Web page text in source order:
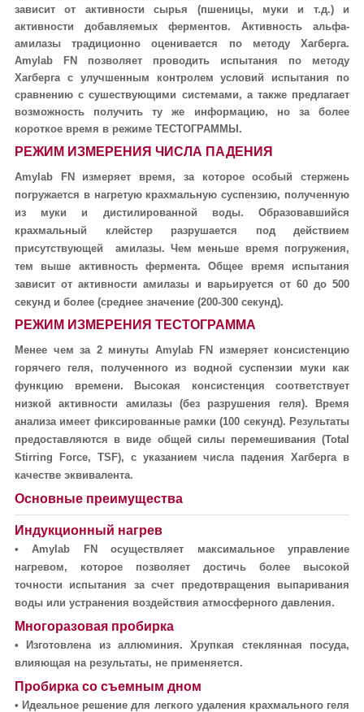
зависит от активности сырья (пшеницы, муки и т.д.) и
активности добавляемых ферментов. Активность альфа-
амилазы традиционно оценивается по методу Хагберга.
Amylab FN позволяет проводить испытания по методу
Хагберга с улучшенным контролем условий испытания по
сравнению с сушествующими системами, а также предлагает
возможность получить ту же информацию, но за более
короткое время в режиме ТЕСТОГРАММЫ.
РЕЖИМ ИЗМЕРЕНИЯ ЧИСЛА ПАДЕНИЯ
Amylab FN измеряет время, за которое особый стержень
погружается в нагретую крахмальную суспензию, полученную
из муки и дистилированной воды. Образовавшийся
крахмальный клейстер разрушается под действием
присутствующей амилазы. Чем меньше время погружения,
тем выше активность фермента. Общее время испытания
зависит от активности амилазы и варьируется от 60 до 500
секунд и более (среднее значение (200-300 секунд).
РЕЖИМ ИЗМЕРЕНИЯ ТЕСТОГРАММА
Менее чем за 2 минуты Amylab FN измеряет консистенцию
горячего геля, полученного из водной суспензии муки как
функцию времени. Высокая консистенция соответствует
низкой активности амилазы (без разрушения геля). Время
анализа имеет фиксированные рамки (100 секунд). Результаты
предоставляются в виде общей силы перемешивания (Total
Stirring Force, TSF), с указанием числа падения Хагберга в
качестве эквивалента.
Основные преимущества
Индукционный нагрев
•Amylab FN осуществляет максимальное управление
нагревом, которое позволяет достичь более высокой
точности испытания за счет предотвращения выпаривания
воды или устранения воздействия атмосферного давления.
Многоразовая пробирка
•
Изготовлена из аллюминия. Хрупкая стеклянная посуда,
влияющая на результаты, не применяется.
Пробирка со съемным дном
• Идеальное решение для легкого удаления крахмального геля